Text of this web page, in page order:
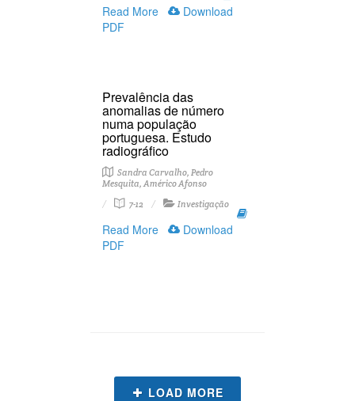
Read More
Download
PDF
Prevalência das
anomalias de número
numa população
portuguesa. Estudo
radiográfico
Sandra Carvalho, Pedro
Mesquita, Américo Afonso
7-12
Investigação
Read More
Download
PDF
LOAD MORE